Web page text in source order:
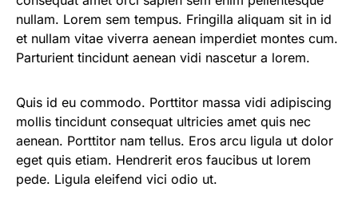
nullam. Lorem sem tempus. Fringilla aliquam sit in id
et nullam vitae viverra aenean imperdiet montes cum.
Parturient tincidunt aenean vidi nascetur a lorem.
Quis id eu commodo. Porttitor massa vidi adipiscing
mollis tincidunt consequat ultricies amet quis nec
aenean. Porttitor nam tellus. Eros arcu ligula ut dolor
eget quis etiam. Hendrerit eros faucibus ut lorem
pede. Ligula eleifend vici odio ut.